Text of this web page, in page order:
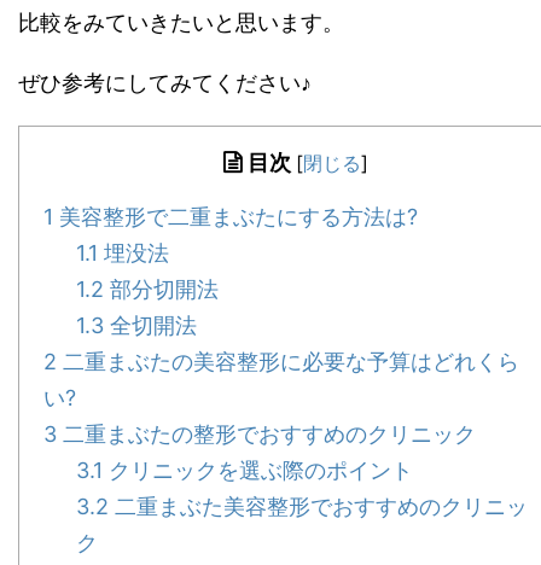
比較をみていきたいと思います。
ぜひ参考にしてみてください♪
目次 [閉じる]
1 美容整形で二重まぶたにする方法は?
1.1 埋没法
1.2 部分切開法
1.3 全切開法
2 二重まぶたの美容整形に必要な予算はどれくら
い?
3 二重まぶたの整形でおすすめのクリニック
3.1 クリニックを選ぶ際のポイント
3.2 二重まぶた美容整形でおすすめのクリニッ
ク